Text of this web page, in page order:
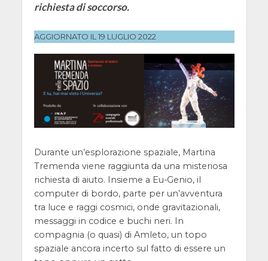
richiesta di soccorso.
AGGIORNATO IL 19 LUGLIO 2022
Durante un’esplorazione spaziale, Martina
Tremenda viene raggiunta da una misteriosa
richiesta di aiuto. Insieme a Eu-Genio, il
computer di bordo, parte per un’avventura
tra luce e raggi cosmici, onde gravitazionali,
messaggi in codice e buchi neri. In
compagnia (o quasi) di Amleto, un topo
spaziale ancora incerto sul fatto di essere un